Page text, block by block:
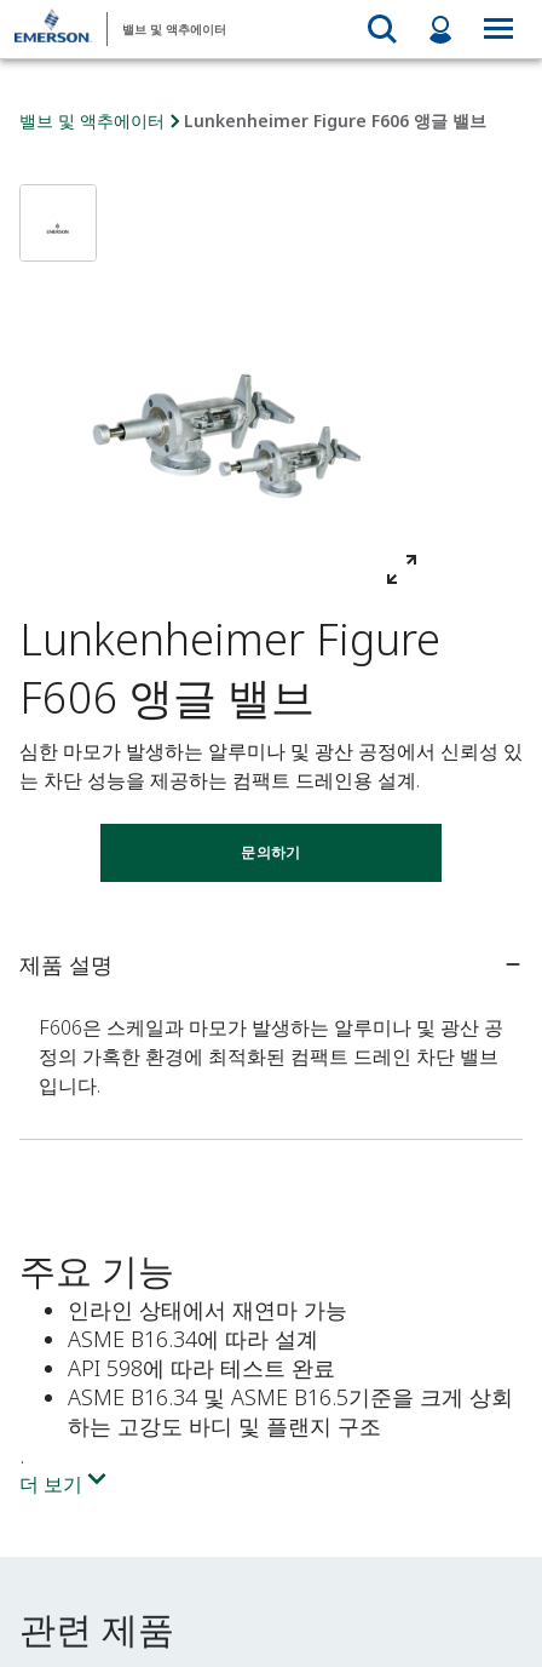
밸브 및 액추에이터
밸브 및 액추에이터 Lunkenheimer Figure F606 앵글 밸브
Lunkenheimer Figure
F606 앵글 밸브
심한 마모가 발생하는 알루미나 및 광산 공정에서 신뢰성 있
는 차단 성능을 제공하는 컴팩트 드레인용 설계.
문의하기
제품 설명
F606은 스케일과 마모가 발생하는 알루미나 및 광산 공
정의 가혹한 환경에 최적화된 컴팩트 드레인 차단 밸브
입니다.
주요 기능
인라인 상태에서 재연마 가능
ASME B16.34에 따라 설계
API 598에 따라 테스트 완료
ASME B16.34 및 ASME B16.5기준을 크게 상회
하는 고강도 바디 및 플랜지 구조
.
더 보기
관련 제품
관련 제품